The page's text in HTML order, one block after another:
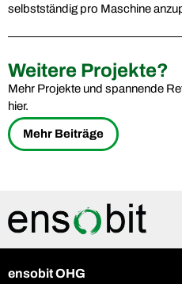
selbstständig pro Maschine
Weitere Projekte?
Mehr Projekte und spannende
hier.
Mehr Beiträge
ensobit OHG